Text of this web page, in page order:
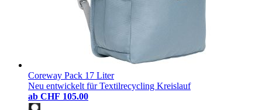
Coreway Pack 17 Liter
Neu entwickelt für Textilrecycling Kreislauf
ab CHF 105.00